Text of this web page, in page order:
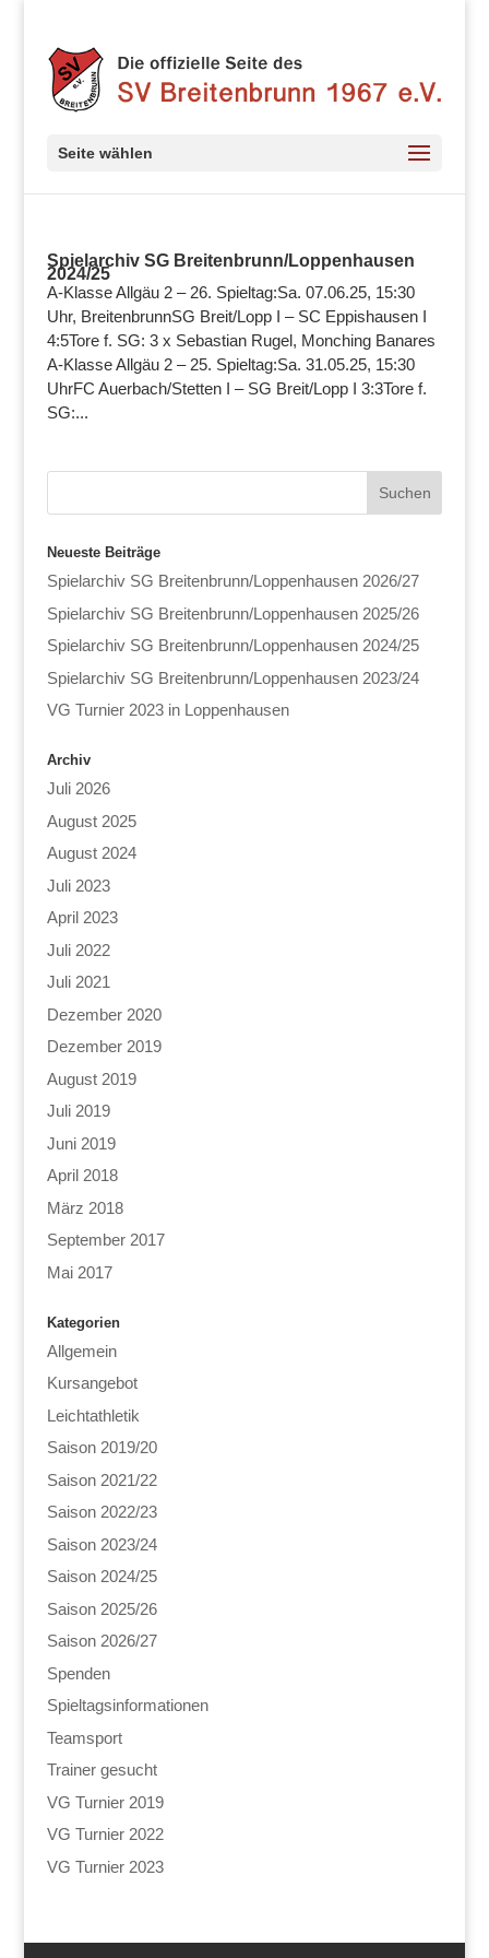
Seite wählen
Spielarchiv SG Breitenbrunn/Loppenhausen
2024/25
A-Klasse Allgäu 2 – 26. Spieltag:Sa. 07.06.25, 15:30
Uhr, BreitenbrunnSG Breit/Lopp I – SC Eppishausen I
4:5Tore f. SG: 3 x Sebastian Rugel, Monching Banares
A-Klasse Allgäu 2 – 25. Spieltag:Sa. 31.05.25, 15:30
UhrFC Auerbach/Stetten I – SG Breit/Lopp I 3:3Tore f.
SG:...
Neueste Beiträge
Spielarchiv SG Breitenbrunn/Loppenhausen 2026/27
Spielarchiv SG Breitenbrunn/Loppenhausen 2025/26
Spielarchiv SG Breitenbrunn/Loppenhausen 2024/25
Spielarchiv SG Breitenbrunn/Loppenhausen 2023/24
VG Turnier 2023 in Loppenhausen
Archiv
Juli 2026
August 2025
August 2024
Juli 2023
April 2023
Juli 2022
Juli 2021
Dezember 2020
Dezember 2019
August 2019
Juli 2019
Juni 2019
April 2018
März 2018
September 2017
Mai 2017
Kategorien
Allgemein
Kursangebot
Leichtathletik
Saison 2019/20
Saison 2021/22
Saison 2022/23
Saison 2023/24
Saison 2024/25
Saison 2025/26
Saison 2026/27
Spenden
Spieltagsinformationen
Teamsport
Trainer gesucht
VG Turnier 2019
VG Turnier 2022
VG Turnier 2023